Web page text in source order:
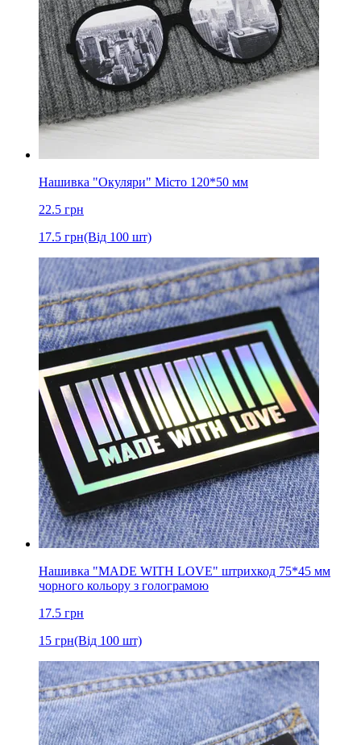
Нашивка "Окуляри" Місто 120*50 мм
22.5 грн
17.5 грн(Від 100 шт)
Нашивка "MADE WITH LOVE" штрихкод 75*45 мм
чорного кольору з голограмою
17.5 грн
15 грн(Від 100 шт)